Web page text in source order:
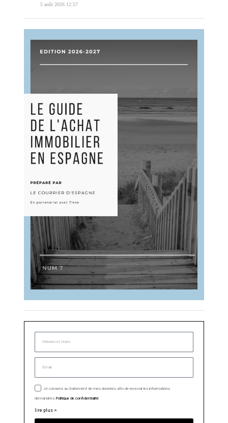
5 août 2026 12:57
Je consens au traitement de mes données afin de recevoir les informations
demandées. Politique de confidentialité
lire plus >